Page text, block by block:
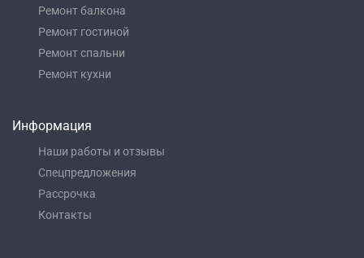
Ремонт балкона
Ремонт гостиной
Ремонт спальни
Ремонт кухни
Информация
Наши работы и отзывы
Спецпредложения
Рассрочка
Контакты